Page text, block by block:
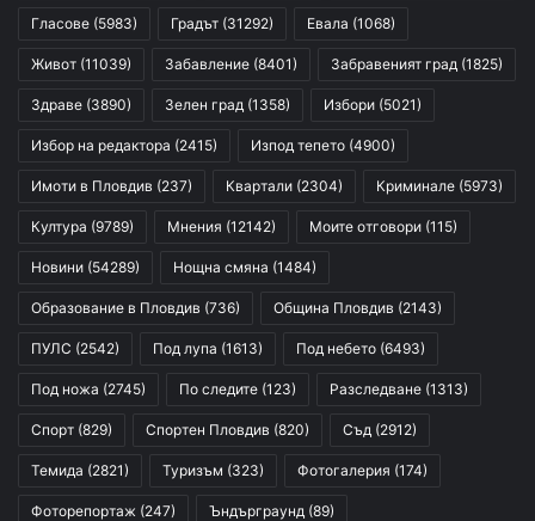
Гласове (5983) Градът (31292) Евала (1068)
Живот (11039) Забавление (8401) Забравеният град (1825)
Здраве (3890) Зелен град (1358) Избори (5021)
Избор на редактора (2415) Изпод тепето (4900)
Имоти в Пловдив (237) Квартали (2304) Криминале (5973)
Култура (9789) Мнения (12142) Моите отговори (115)
Новини (54289) Нощна смяна (1484)
Образование в Пловдив (736) Община Пловдив (2143)
ПУЛС (2542) Под лупа (1613) Под небето (6493)
Под ножа (2745) По следите (123) Разследване (1313)
Спорт (829) Спортен Пловдив (820) Съд (2912)
Темида (2821) Туризъм (323) Фотогалерия (174)
Фоторепортаж (247) Ъндърграунд (89)